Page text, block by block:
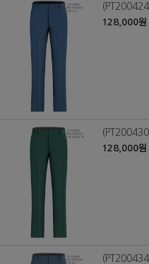
128,000원
128,000원